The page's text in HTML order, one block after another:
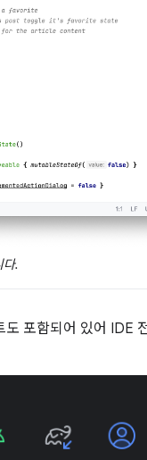
.
포함되어 있어 IDE